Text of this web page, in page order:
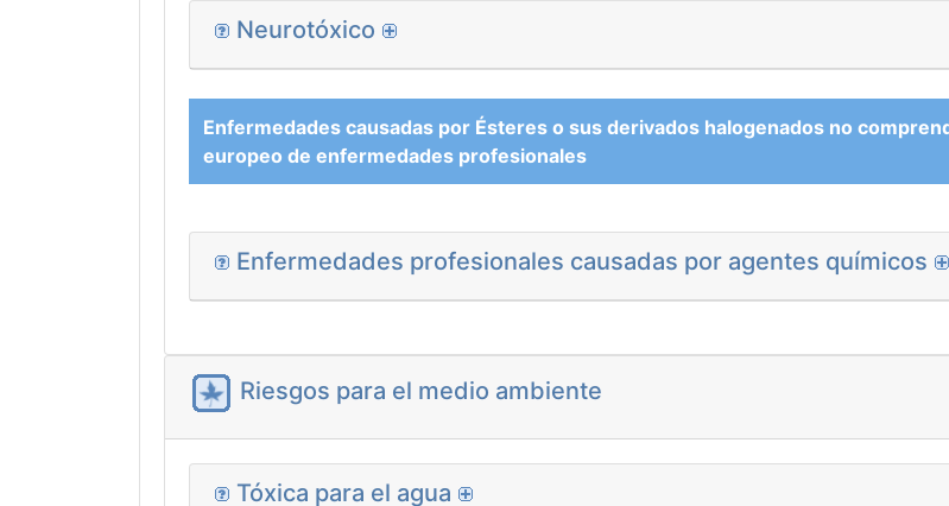
Neurotóxico
Enfermedades causadas por Ésteres o sus derivados halogenados no
europeo de enfermedades profesionales
Enfermedades profesionales causadas por agentes químicos
Riesgos para el medio ambiente
Tóxica para el agua